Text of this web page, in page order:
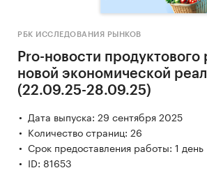
РБК ИССЛЕДОВАНИЯ РЫНКОВ
Pro-новости продуктового
новой экономической
(22.09.25-28.09.25)
Дата выпуска: 29 сентября 2025
Количество страниц: 26
Срок предоставления работы: 1 день
ID: 81653